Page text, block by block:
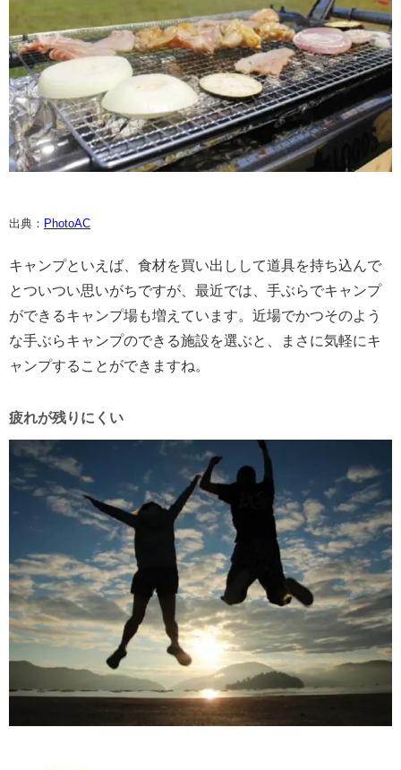
出典： PhotoAC
キャンプといえば、食材を買い出しして道具を持ち込んで
とついつい思いがちですが、最近では、手ぶらでキャンプ
ができるキャンプ場も増えています。近場でかつそのよう
な手ぶらキャンプのできる施設を選ぶと、まさに気軽にキ
ャンプすることができますね。
疲れが残りにくい